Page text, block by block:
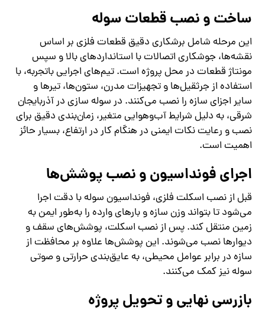
ساخت و نصب قطعات سوله
این مرحله شامل برشکاری دقیق قطعات فلزی بر اساس
نقشه‌ها، جوشکاری اتصالات با استانداردهای بالا و سپس
مونتاژ قطعات در محل پروژه است. تیم‌های اجرایی باتجربه، با
استفاده از جرثقیل‌ها و تجهیزات مدرن، ستون‌ها، تیرها و
سایر اجزای سازه را نصب می‌کنند. در سوله‌ سازی در آذربایجان
شرقی، به دلیل شرایط آب‌وهوایی متغیر، زمان‌بندی دقیق برای
نصب و رعایت نکات ایمنی در هنگام کار در ارتفاع، بسیار حائز
اهمیت است.
اجرای فونداسیون و نصب پوشش‌ها
قبل از نصب اسکلت فلزی، فونداسیون سوله با دقت اجرا
می‌شود تا بتواند وزن سازه و بارهای وارده را به‌طور ایمن به
زمین منتقل کند. پس از نصب اسکلت، پوشش‌های سقف و
دیوارها نصب می‌شوند. این پوشش‌ها علاوه بر محافظت از
سازه در برابر عوامل محیطی، به عایق‌بندی حرارتی و صوتی
سوله نیز کمک می‌کنند.
بازرسی نهایی و تحویل پروژه